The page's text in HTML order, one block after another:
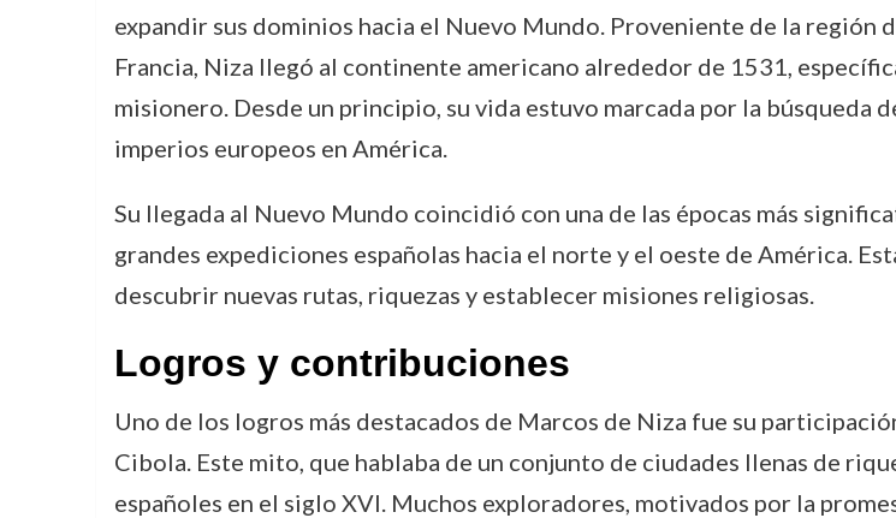
expandir sus dominios hacia el Nuevo Mundo. Proveniente de la región
Francia, Niza llegó al continente americano alrededor de 1531,
misionero. Desde un principio, su vida estuvo marcada por la
imperios europeos en América.
Su llegada al Nuevo Mundo coincidió con una de las épocas más
grandes expediciones españolas hacia el norte y el oeste de América.
descubrir nuevas rutas, riquezas y establecer misiones religiosas.
Logros y contribuciones
Uno de los logros más destacados de Marcos de Niza fue su
Cibola. Este mito, que hablaba de un conjunto de ciudades llenas de
españoles en el siglo XVI. Muchos exploradores, motivados por la